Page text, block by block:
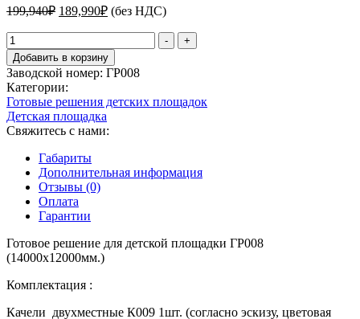
199,940₽ Первоначальная
составляла
199,940₽.
189,990₽Текущая
цена:
189,990₽.
(без НДС)
Количество
товара
Готовое
решение
для
детской
площадки
ГР008
-
+
Добавить в корзину
Заводской номер: ГP008
Категории:
Готовые решения детских площадок
Детская площадка
Свяжитесь с нами:
Габариты
Дополнительная информация
Отзывы (0)
Оплата
Гарантии
Готовое решение для детской площадки ГР008
(14000х12000мм.)
Комплектация :
Качели двухместные К009 1шт. (согласно эскизу, цветовая